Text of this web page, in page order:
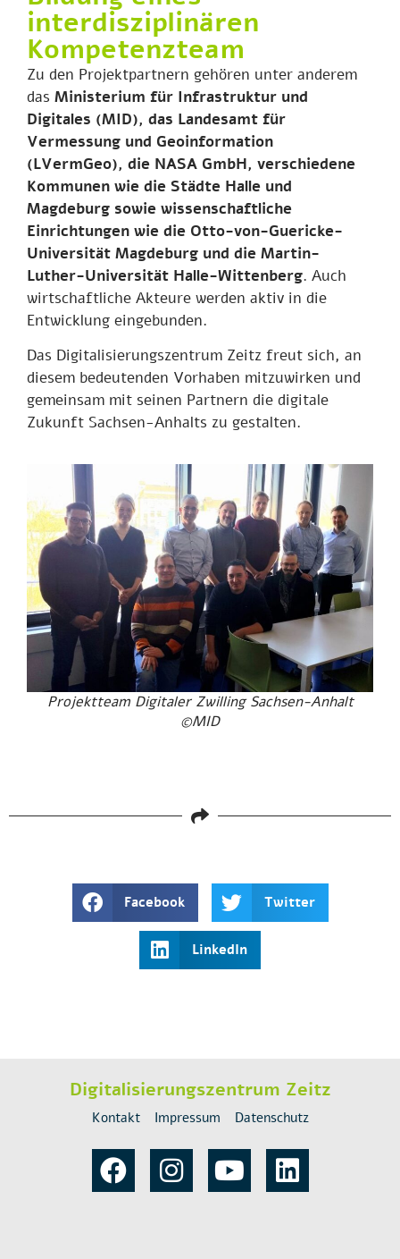
interdisziplinären
Kompetenzteam
Zu den Projektpartnern gehören unter anderem
das Ministerium für Infrastruktur und
Digitales (MID), das Landesamt für
Vermessung und Geoinformation
(LVermGeo), die NASA GmbH, verschiedene
Kommunen wie die Städte Halle und
Magdeburg sowie wissenschaftliche
Einrichtungen wie die Otto-von-Guericke-
Universität Magdeburg und die Martin-
Luther-Universität Halle-Wittenberg. Auch
wirtschaftliche Akteure werden aktiv in die
Entwicklung eingebunden.
Das Digitalisierungszentrum Zeitz freut sich, an
diesem bedeutenden Vorhaben mitzuwirken und
gemeinsam mit seinen Partnern die digitale
Zukunft Sachsen-Anhalts zu gestalten.
Projektteam Digitaler Zwilling Sachsen-Anhalt
©MID
Facebook Twitter
LinkedIn
Digitalisierungszentrum Zeitz
Kontakt Impressum Datenschutz